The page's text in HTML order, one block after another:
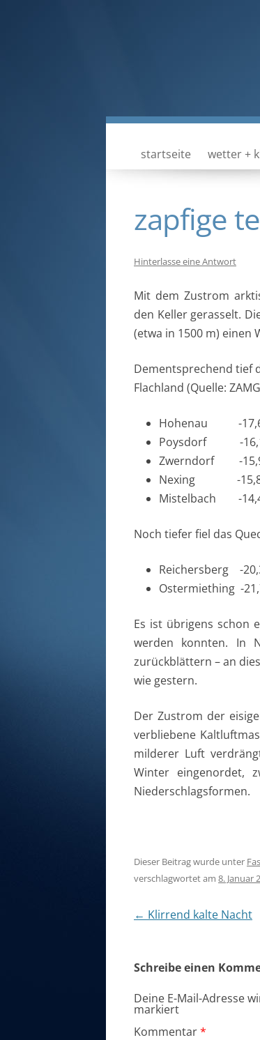
startseite wetter +
zapfige
Hinterlasse eine Antwort
Mit dem Zustrom
den Keller gerasselt.
(etwa in 1500 m) einen
Dementsprechend tief
Flachland (Quelle:
Hohenau -17,6
Poysdorf -16,1
Zwerndorf -
Nexing -15,8
Mistelbach -
Noch tiefer fiel das
Reichersberg -
Ostermiething -
Es ist übrigens schon
werden konnten. In
zurückblättern – an
wie gestern.
Der Zustrom der
verbliebene
milderer Luft
Winter eingenordet,
Niederschlagsformen.
Dieser Beitrag wurde unter
verschlagwortet am 8. Januar
Artikel-Navigation
← Klirrend kalte Nacht
Schreibe einen
Deine E-Mail-Adresse
markiert
Kommentar*